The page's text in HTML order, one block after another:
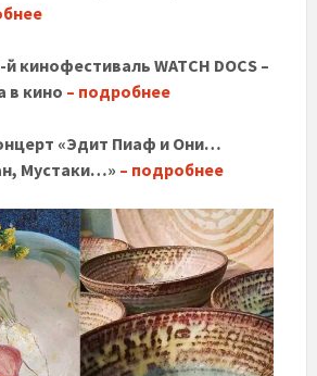
й кинофестиваль WATCH DOCS –
в кино – подробнее
«Эдит Пиаф и Они…
Мустаки…» – подробнее